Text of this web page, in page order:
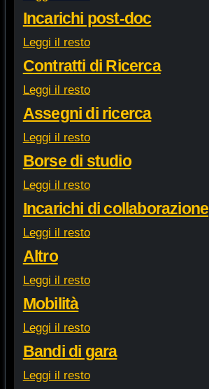
Incarichi post-doc
Leggi il resto
Contratti di Ricerca
Leggi il resto
Assegni di ricerca
Leggi il resto
Borse di studio
Leggi il resto
Incarichi di collaborazione
Leggi il resto
Altro
Leggi il resto
Mobilità
Leggi il resto
Bandi di gara
Leggi il resto